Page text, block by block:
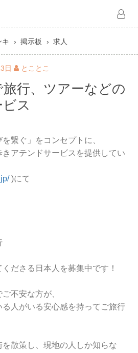
キ 掲示板 求人
日 とことこ
行、ツアーなどの
ス
繋ぐ」をコンセプトに、
アテンドサービスを提供してい
)にて
ださる日本人を募集中です！
不安な方が、
人がいる安心感を持ってご旅行
散策し、現地の人しか知らな